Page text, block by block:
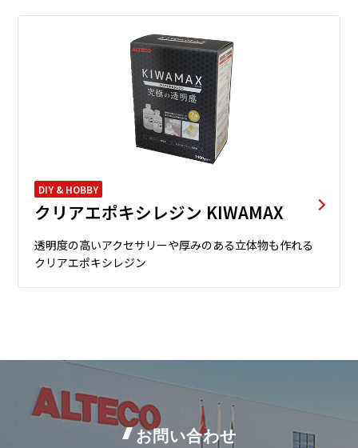
DIY & HOBBY
クリアエポキシレジン KIWAMAX
透明度の高いアクセサリーや厚みのある立体物も作れる
クリアエポキシレジン
お問い合わせ